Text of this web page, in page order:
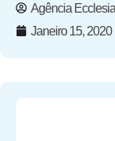
Agência Ecclesia
Janeiro 15, 2020